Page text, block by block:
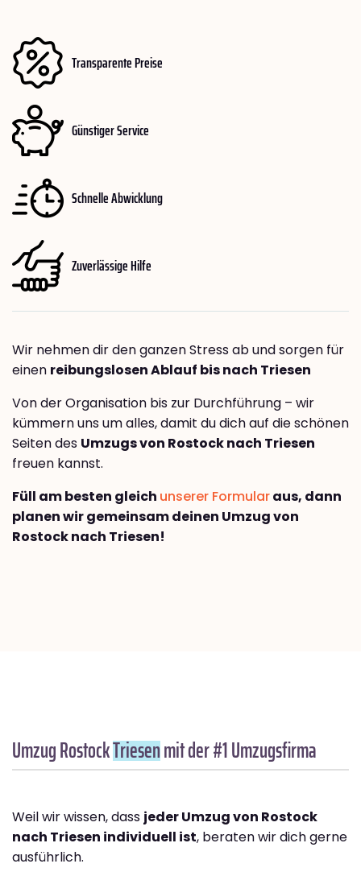
Transparente Preise
Günstiger Service
Schnelle Abwicklung
Zuverlässige Hilfe
Wir nehmen dir den ganzen Stress ab und sorgen für
einen reibungslosen Ablauf bis nach Triesen
Von der Organisation bis zur Durchführung – wir
kümmern uns um alles, damit du dich auf die schönen
Seiten des Umzugs von Rostock nach Triesen
freuen kannst.
Füll am besten gleich unserer Formularaus, dann
planen wir gemeinsam deinen Umzug von
Rostock nach Triesen!
Umzug RostockTriesenmit der #1 Umzugsfirma
Weil wir wissen, dass jeder Umzug von Rostock
nach Triesen individuell ist, beraten wir dich gerne
ausführlich.